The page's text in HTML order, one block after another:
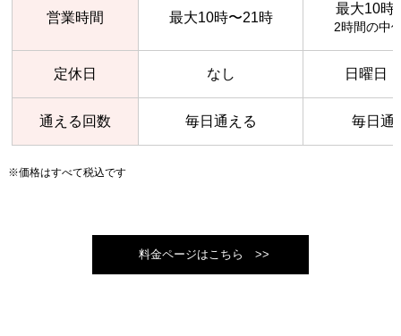
営業時間 最大10時〜21時
最大10時
2時間の中
定休日 なし 日曜日
通える回数 毎日通える 毎日通
※価格はすべて税込です
料金ページはこちら >>